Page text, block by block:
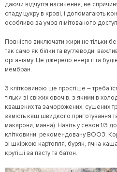
даючи відчуття насичення, не
спаду цукру в крові, і допомагають
особливо за умов лімітованого
Повністю виключати жири не тільки
так само як білки та вуглеводи,
організму. Це джерело енергії та
мембран.
З клітковиною ще простіше – треба
тільки зі свіжих овочів, з якими в
квашених та заморожених, сушених
замість каш швидкого приготування
макарони, манна). Навіть у сезон 1/3
клітковини, рекомендовану ВООЗ.
зі шкіркою картопля, буряк, ячна
крутіші за пасту та батон.